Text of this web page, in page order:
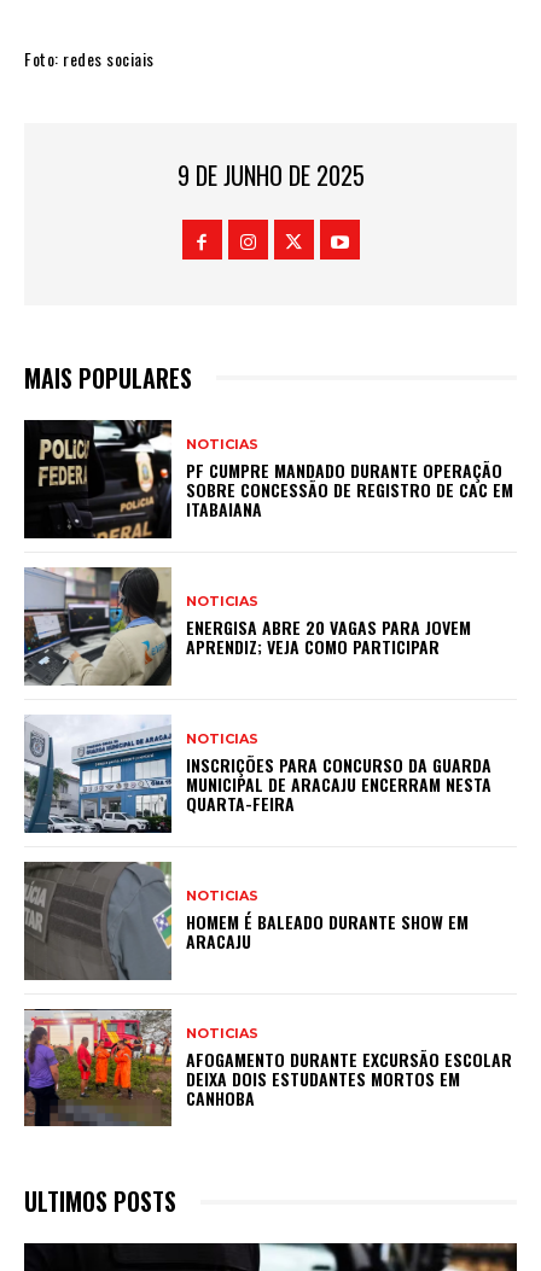
Foto: redes sociais
9 DE JUNHO DE 2025
MAIS POPULARES
NOTICIAS
PF CUMPRE MANDADO DURANTE OPERAÇÃO
SOBRE CONCESSÃO DE REGISTRO DE CAC EM
ITABAIANA
NOTICIAS
ENERGISA ABRE 20 VAGAS PARA JOVEM
APRENDIZ; VEJA COMO PARTICIPAR
NOTICIAS
INSCRIÇÕES PARA CONCURSO DA GUARDA
MUNICIPAL DE ARACAJU ENCERRAM NESTA
QUARTA-FEIRA
NOTICIAS
HOMEM É BALEADO DURANTE SHOW EM
ARACAJU
NOTICIAS
AFOGAMENTO DURANTE EXCURSÃO ESCOLAR
DEIXA DOIS ESTUDANTES MORTOS EM
CANHOBA
ULTIMOS POSTS